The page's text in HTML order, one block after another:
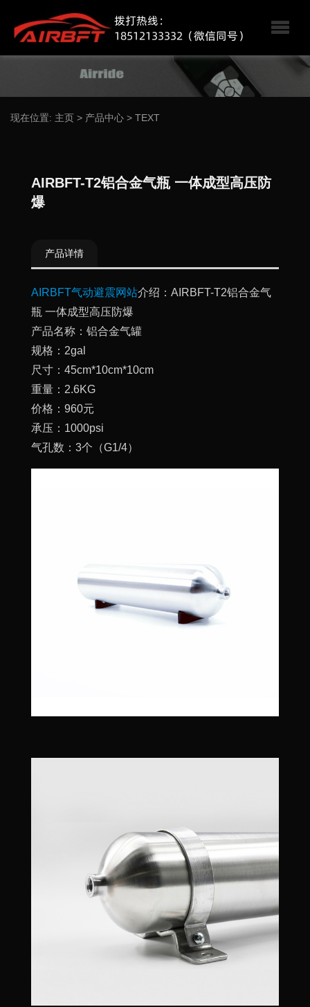
现在位置: 主页 > 产品中心 > TEXT
AIRBFT-T2铝合金气瓶 一体成型高压防
爆
产品详情
AIRBFT气动避震网站介绍：AIRBFT-T2铝合金气
瓶 一体成型高压防爆
产品名称：铝合金气罐
规格：2gal
尺寸：45cm*10cm*10cm
重量：2.6KG
价格：960元
承压：1000psi
气孔数：3个（G1/4）